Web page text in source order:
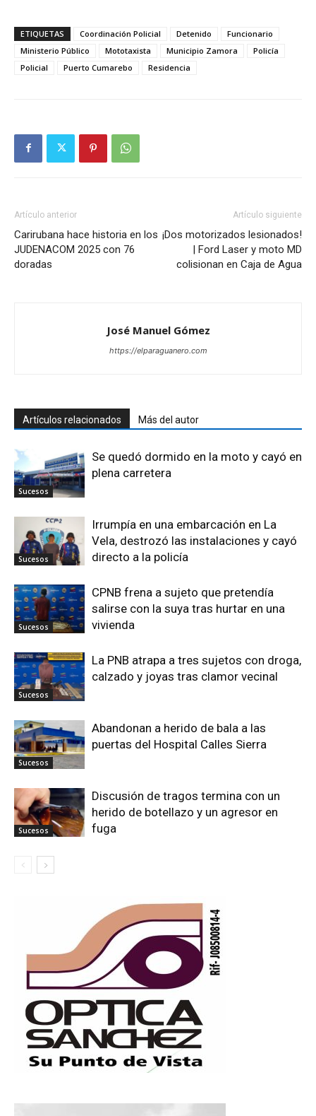
ETIQUETAS Coordinación Policial Detenido
Funcionario
Ministerio Público
Mototaxista Municipio Zamora
Policía
Policial
Puerto Cumarebo Residencia
Artículo anterior
Carirubana hace historia en los
JUDENACOM 2025 con 76
doradas
Artículo siguiente
¡Dos motorizados lesionados!
| Ford Laser y moto MD
colisionan en Caja de Agua
José Manuel Gómez
https://elparaguanero.com
Artículos relacionados Más del autor
Sucesos
Se quedó dormido en la moto y cayó en
plena carretera
Sucesos
Irrumpía en una embarcación en La
Vela, destrozó las instalaciones y cayó
directo a la policía
Sucesos
CPNB frena a sujeto que pretendía
salirse con la suya tras hurtar en una
vivienda
Sucesos
La PNB atrapa a tres sujetos con droga,
calzado y joyas tras clamor vecinal
Sucesos
Abandonan a herido de bala a las
puertas del Hospital Calles Sierra
Sucesos
Discusión de tragos termina con un
herido de botellazo y un agresor en
fuga